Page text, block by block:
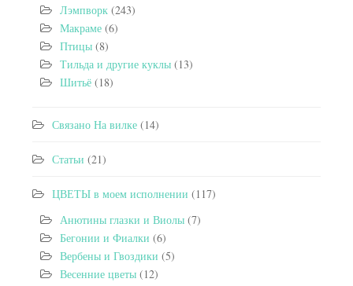
Лэмпворк (243)
Макраме (6)
Птицы (8)
Тильда и другие куклы (13)
Шитьё (18)
Связано На вилке (14)
Статьи (21)
ЦВЕТЫ в моем исполнении (117)
Анютины глазки и Виолы (7)
Бегонии и Фиалки (6)
Вербены и Гвоздики (5)
Весенние цветы (12)